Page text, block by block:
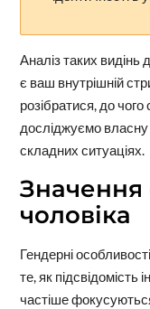
Аналіз таких видінь
є ваш внутрішній
розібратися, до
досліджуємо власну
складних ситуаціях.
Значення
чоловіка
Гендерні
те, як підсвідомість
частіше